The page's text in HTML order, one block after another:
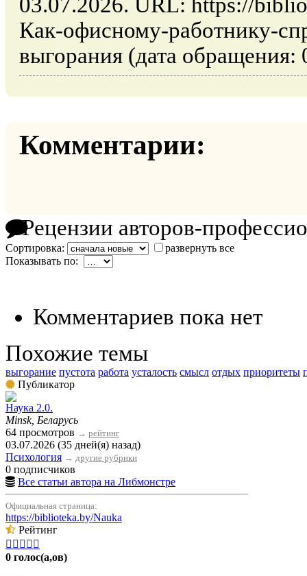
03.07.2026. URL: https://
Как-офисному-работнику-
выгорания (дата обращения:
Комментарии:
Рецензии авторов-
Сортировка:
развернуть все
Показывать по:
Комментариев пока нет
Похожие темы
выгорание пустота работа усталость смысл отдых приоритеты
Публикатор
Наука 2.0.
Minsk, Беларусь
64 просмотров → рейтинг
03.07.2026 (35 дней(я) назад)
Психология → другие рубрики
0 подписчиков
Все статьи автора на Либмонстре
Официальная страница:
https://biblioteka.by/Nauka
Рейтинг
    
0 голос(а,ов)